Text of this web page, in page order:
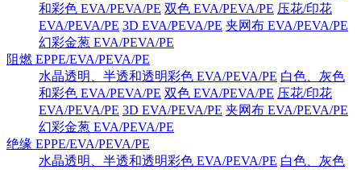
和彩色 EVA/PEVA/PE 双色 EVA/PEVA/PE 压花/印花
EVA/PEVA/PE 3D EVA/PEVA/PE 夹网布 EVA/PEVA/PE
幻彩金葱 EVA/PEVA/PE
阻燃 EPPE/EVA/PEVA/PE
水晶透明、半透和透明彩色 EVA/PEVA/PE 白色、灰色
和彩色 EVA/PEVA/PE 双色 EVA/PEVA/PE 压花/印花
EVA/PEVA/PE 3D EVA/PEVA/PE 夹网布 EVA/PEVA/PE
幻彩金葱 EVA/PEVA/PE
绝缘 EPPE/EVA/PEVA/PE
水晶透明、半透和透明彩色 EVA/PEVA/PE 白色、灰色